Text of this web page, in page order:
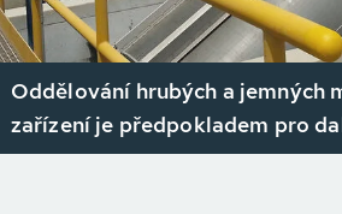
Oddělování hrubých a jemných
zařízení je předpokladem pro